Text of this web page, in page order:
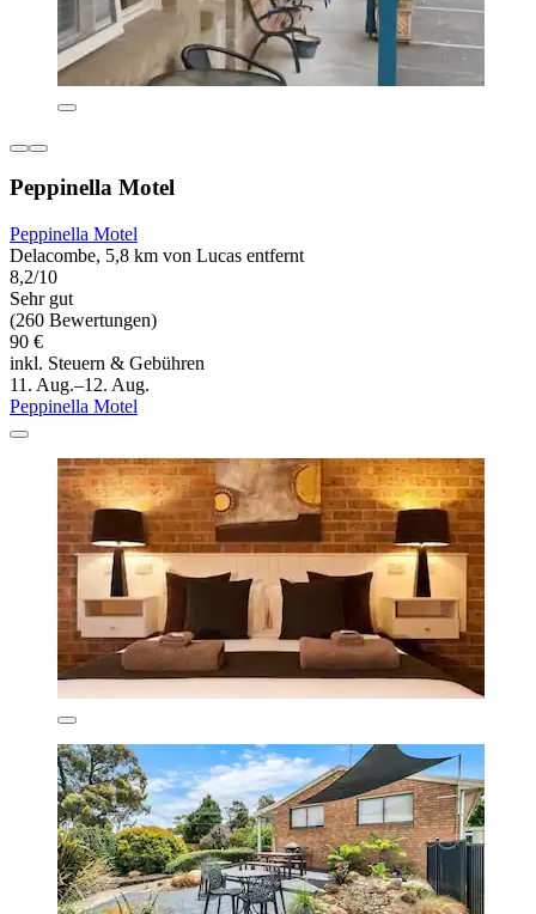
Peppinella Motel
Peppinella Motel
Delacombe, 5,8 km von Lucas entfernt
8,2/10
Sehr gut
(260 Bewertungen)
90 €
inkl. Steuern & Gebühren
11. Aug.–12. Aug.
Peppinella Motel